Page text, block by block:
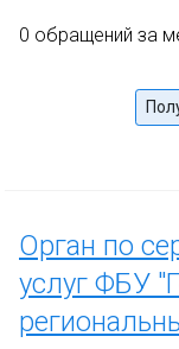
0 обращений за
Орган по
услуг ФБУ